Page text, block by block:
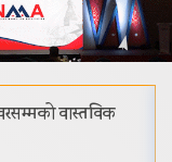
वास्तविक